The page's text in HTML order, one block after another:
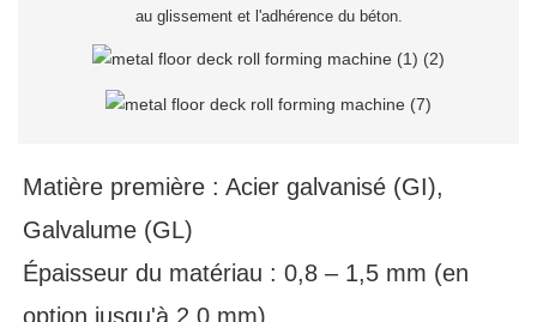
au glissement et l'adhérence du béton.
Matière première : Acier galvanisé (GI),
Galvalume (GL)
Épaisseur du matériau : 0,8 – 1,5 mm (en
option jusqu'à 2,0 mm)